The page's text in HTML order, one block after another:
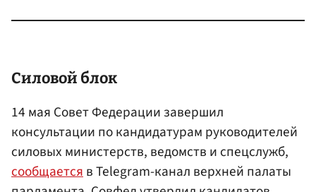
Силовой блок
14 мая Совет Федерации завершил
консультации по кандидатурам руководителей
силовых министерств, ведомств и спецслужб,
сообщаетсяв Telegram-канал верхней палаты